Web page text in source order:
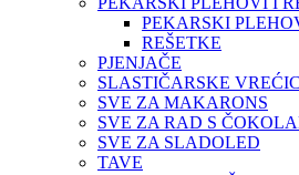
PEKARSKI
REŠETKE
PJENJAČE
SLASTIČARSKE
SVE ZA MAKARONS
SVE ZA RAD S
SVE ZA SLADOLED
TAVE